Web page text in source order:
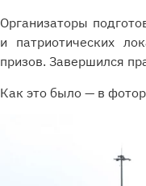
Организаторы
и патриотических
призов. Завершился
Как это было — в